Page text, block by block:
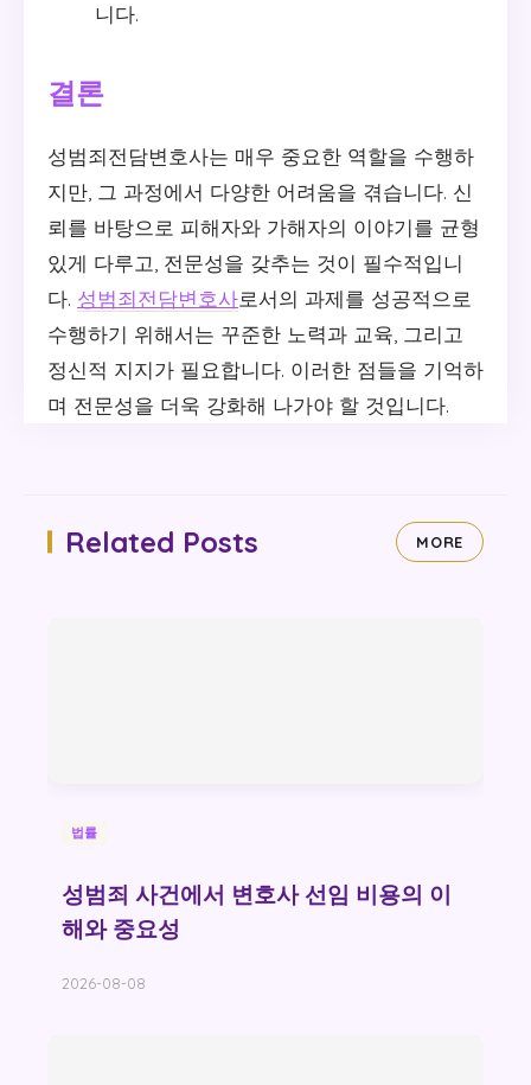
니다.
결론
성범죄전담변호사는 매우 중요한 역할을 수행하
지만, 그 과정에서 다양한 어려움을 겪습니다. 신
뢰를 바탕으로 피해자와 가해자의 이야기를 균형
있게 다루고, 전문성을 갖추는 것이 필수적입니
다. 성범죄전담변호사로서의 과제를 성공적으로
수행하기 위해서는 꾸준한 노력과 교육, 그리고
정신적 지지가 필요합니다. 이러한 점들을 기억하
며 전문성을 더욱 강화해 나가야 할 것입니다.
Related Posts MORE
법률
성범죄 사건에서 변호사 선임 비용의 이
해와 중요성
2026-08-08